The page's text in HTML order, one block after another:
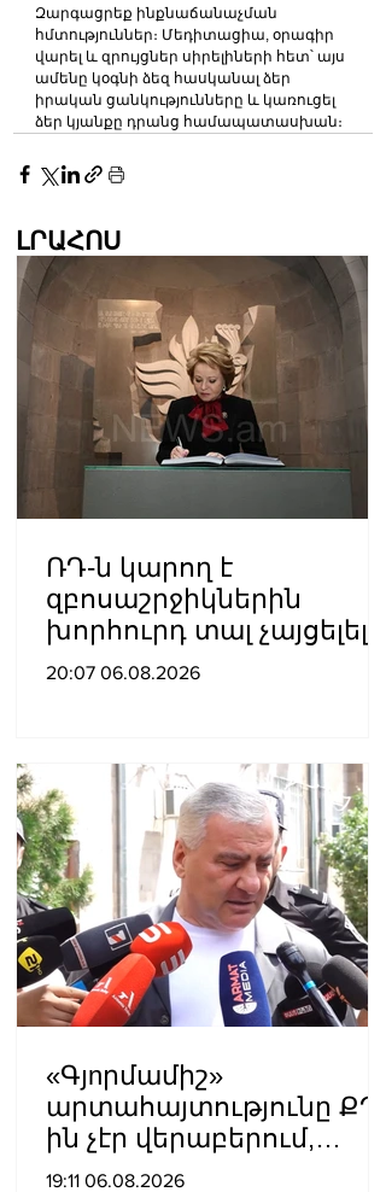
Զարգացրեք ինքնաճանաչման
հմտություններ։ Մեդիտացիա, օրագիր
վարել և զրույցներ սիրելիների հետ՝ այս
ամենը կօգնի ձեզ հասկանալ ձեր
իրական ցանկությունները և կառուցել
ձեր կյանքը դրանց համապատասխան։
ԼՐԱՀՈՍ
ՌԴ-ն կարող է
զբոսաշրջիկներին
խորհուրդ տալ չայցելել
Հայաստան՝
Մատվիենկո
20:07 06.08.2026
«Գյnրմամիշ»
արտահայտությունը ՔՊ-
ին չէր վերաբերում,
ինձնից բիզնես
19:11 06.08.2026